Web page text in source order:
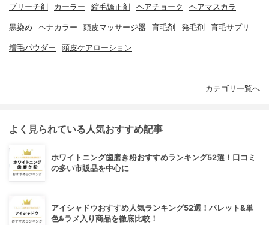
ブリーチ剤 カーラー 縮毛矯正剤 ヘアチョーク ヘアマスカラ
黒染め ヘナカラー 頭皮マッサージ器 育毛剤 発毛剤 育毛サプリ
増毛パウダー 頭皮ケアローション
カテゴリ一覧へ
よく見られている人気おすすめ記事
ホワイトニング歯磨き粉おすすめランキング52選！口コミ
の多い市販品を中心に
アイシャドウおすすめ人気ランキング52選！パレット&単
色&ラメ入り商品を徹底比較！